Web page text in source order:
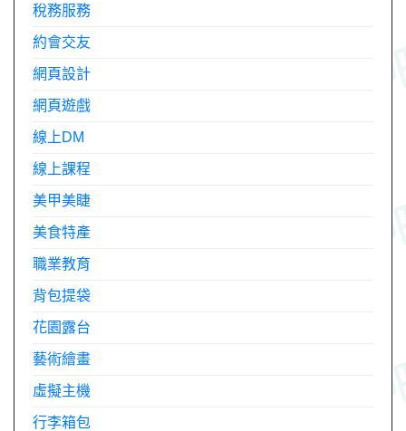
稅務服務
約會交友
網頁設計
網頁遊戲
線上DM
線上課程
美甲美睫
美食特產
職業教育
背包提袋
花園露台
藝術繪畫
虛擬主機
行李箱包